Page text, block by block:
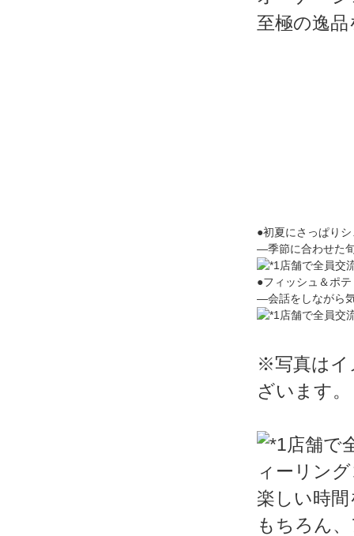
至極の逸
●初夏にさっぱり
―季節に合わせた
●フィッシュ＆ポテ
―会話をしながら
※写真はイ
ざいます。
楽しい時
もちろん